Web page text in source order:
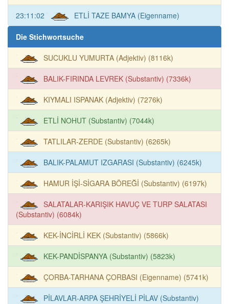
23:11:02 ETLİ TAZE BAMYA (Eigenname)
Die Stichwortsuche
SUCUKLU YUMURTA (Adjektiv) (8116k)
BALIK-FIRINDA LEVREK (Substantiv) (7336k)
KIYMALI ISPANAK (Adjektiv) (7276k)
ETLİ NOHUT (Substantiv) (7044k)
TATLILAR-ZERDE (Substantiv) (6265k)
BALIK-PALAMUT IZGARASI (Substantiv) (6245k)
HAMUR İŞİ-SİGARA BÖREĞİ (Substantiv) (6197k)
SALATALAR-KARIŞIK HAVUÇ VE TURP SALATASI
(Substantiv) (6084k)
KEK-İNCİRLİ KEK (Substantiv) (5866k)
KEK-PANDİSPANYA (Substantiv) (5823k)
ÇORBA-TARHANA ÇORBASI (Eigenname) (5741k)
PİLAVLAR-ARPA ŞEHRİYELİ PİLAV (Substantiv)